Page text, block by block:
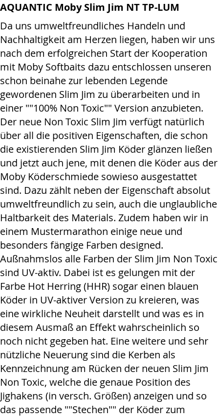
AQUANTIC Moby Slim Jim NT TP-LUM
Da uns umweltfreundliches Handeln und
Nachhaltigkeit am Herzen liegen, haben wir uns
nach dem erfolgreichen Start der Kooperation
mit Moby Softbaits dazu entschlossen unseren
schon beinahe zur lebenden Legende
gewordenen Slim Jim zu überarbeiten und in
einer ""100% Non Toxic"" Version anzubieten.
Der neue Non Toxic Slim Jim verfügt natürlich
über all die positiven Eigenschaften, die schon
die existierenden Slim Jim Köder glänzen ließen
und jetzt auch jene, mit denen die Köder aus der
Moby Köderschmiede sowieso ausgestattet
sind. Dazu zählt neben der Eigenschaft absolut
umweltfreundlich zu sein, auch die unglaubliche
Haltbarkeit des Materials. Zudem haben wir in
einem Mustermarathon einige neue und
besonders fängige Farben designed.
Außnahmslos alle Farben der Slim Jim Non Toxic
sind UV-aktiv. Dabei ist es gelungen mit der
Farbe Hot Herring (HHR) sogar einen blauen
Köder in UV-aktiver Version zu kreieren, was
eine wirkliche Neuheit darstellt und was es in
diesem Ausmaß an Effekt wahrscheinlich so
noch nicht gegeben hat. Eine weitere und sehr
nützliche Neuerung sind die Kerben als
Kennzeichnung am Rücken der neuen Slim Jim
Non Toxic, welche die genaue Position des
Jighakens (in versch. Größen) anzeigen und so
das passende ""Stechen"" der Köder zum